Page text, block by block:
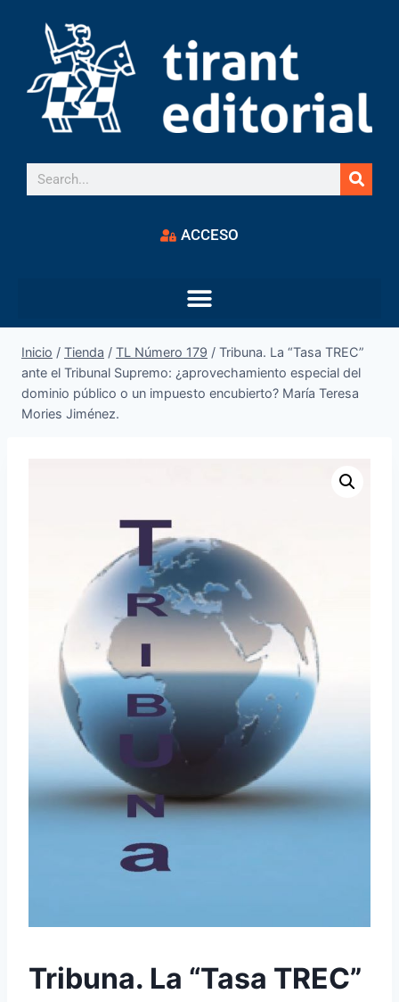
ACCESO
Inicio / Tienda / TL Número 179 / Tribuna. La “Tasa TREC”
ante el Tribunal Supremo: ¿aprovechamiento especial del
dominio público o un impuesto encubierto? María Teresa
Mories Jiménez.
Tribuna. La “Tasa TREC”